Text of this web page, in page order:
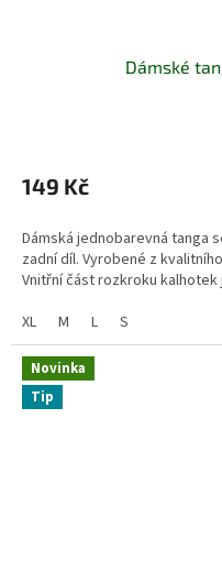
Dámské
149 Kč
Dámská jednobarevná tanga
zadní díl. Vyrobené z
Vnitřní část rozkroku kalhotek
XL
M L S
Novinka
Tip